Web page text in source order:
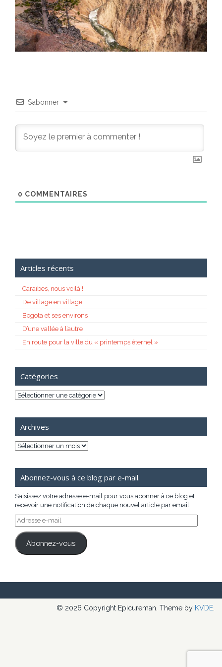
S’abonner
0 COMMENTAIRES
Articles récents
Caraïbes, nous voilà !
De village en village
Bogota et ses environs
D’une vallée à l’autre
En route pour la ville du « printemps éternel »
Catégories
Catégories
Archives
Archives
Abonnez-vous à ce blog par e-mail.
Saisissez votre adresse e-mail pour vous abonner à ce blog et
recevoir une notification de chaque nouvel article par email.
Adresse
e-
mail
Abonnez-vous
© 2026 Copyright Epicureman. Theme by KVDE.